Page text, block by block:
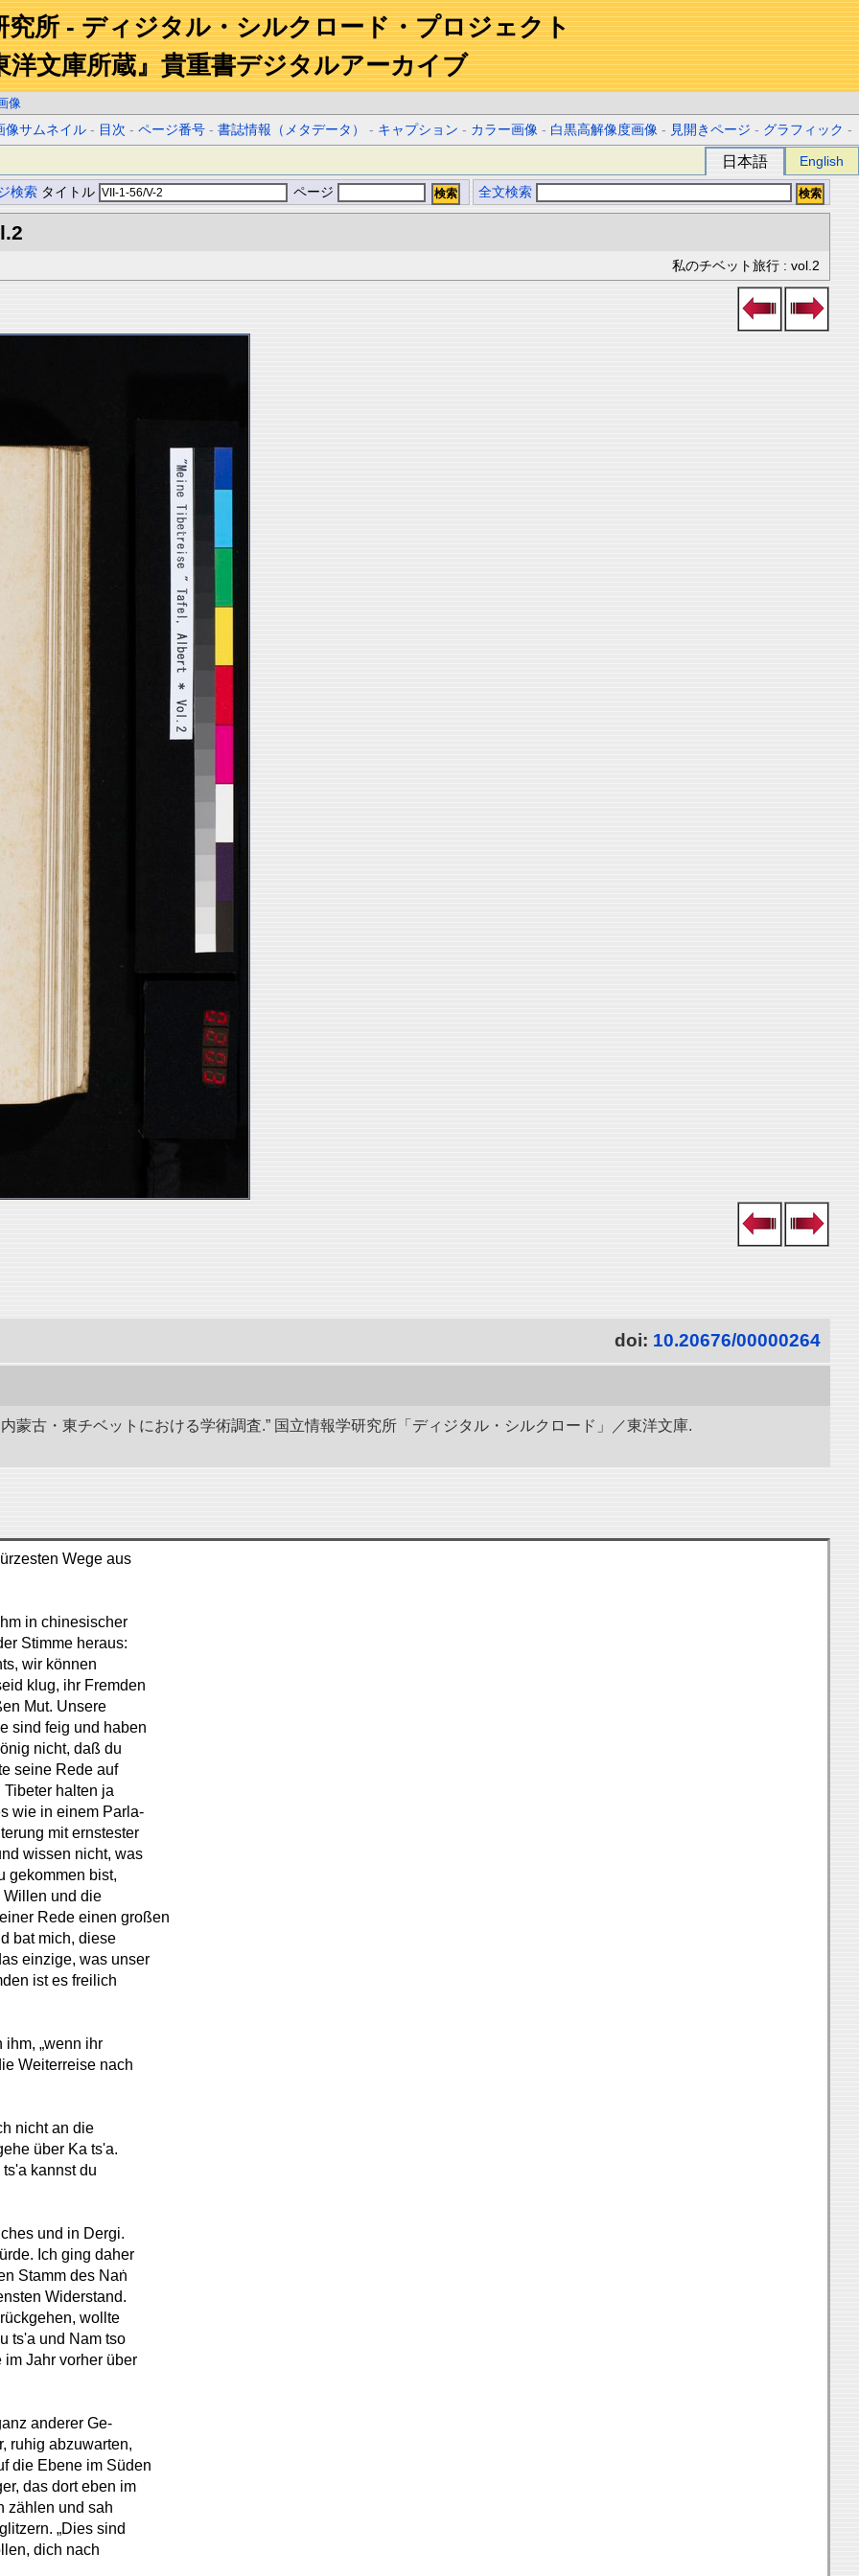
究所 - ディジタル・シルクロード・プロジェクト
洋文庫所蔵』貴重書デジタルアーカイブ
像
像サムネイル - 目次 -ページ番号 -書誌情報（メタデータ） - キャプション - カラー画像 - 白黒高解像度画像 - 見開きページ - グラフィック -
日本語 English
検索 タイトル ページ 全文検索
私のチベット旅行 : vol.2
doi: 10.20676/00000264
蒙古・東チベットにおける学術調査.” 国立情報学研究所「ディジタル・シルクロード」／東洋文庫.
Wege aus
in chinesischer
Stimme heraus:
wir können
klug, ihr Fremden
Mut. Unsere
sind feig und haben
nicht, daß du
seine Rede auf
halten ja
wie in einem Parla-
mit ernstester
wissen nicht, was
gekommen bist,
Willen und die
Rede einen großen
bat mich, diese
einzige, was unser
ist es freilich
„wenn ihr
Weiterreise nach
nicht an die
über Ka ts'a.
kannst du
und in Dergi.
Ich ging daher
Stamm des Naṅ
Widerstand.
wollte
ts'a und Nam tso
Jahr vorher über
anderer Ge-
ruhig abzuwarten,
die Ebene im Süden
das dort eben im
zählen und sah
„Dies sind
dich nach